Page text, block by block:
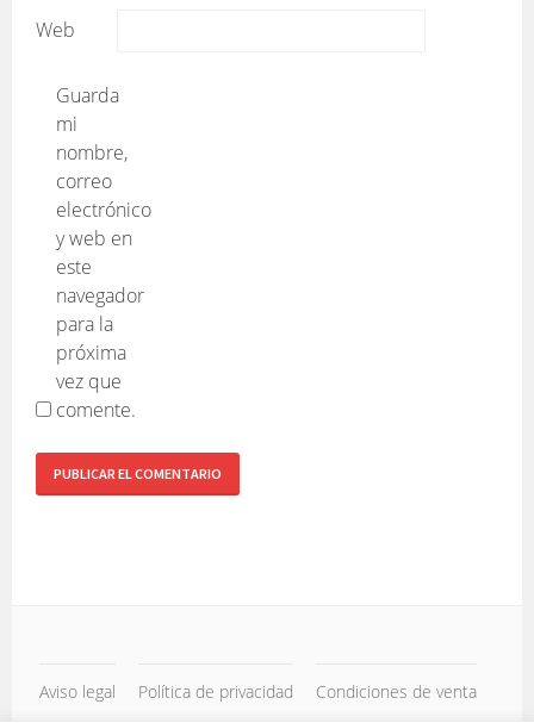
Web
Guarda
mi
nombre,
correo
electrónico
y web en
este
navegador
para la
próxima
vez que
comente.
Aviso legal Política de privacidad Condiciones de venta